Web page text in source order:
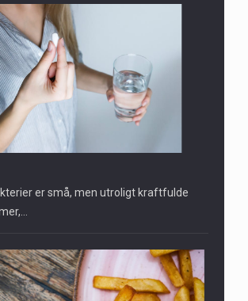
er små, men utroligt kraftfulde